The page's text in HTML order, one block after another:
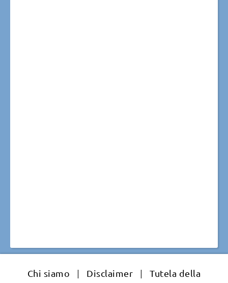
Chi siamo | Disclaimer | Tutela della